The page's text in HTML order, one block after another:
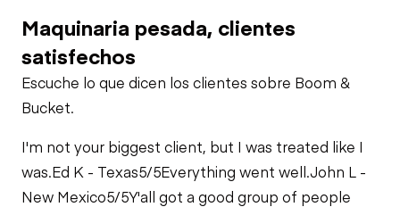
Air Conditioner
Limited Function
Check
Fuel System
Oil Leaks
Fuel Leaks
PTO Pump
Limited Function
Limited Function
Check
Maquinaria pesada, clientes
satisfechos
Escuche lo que dicen los clientes sobre Boom &
Bucket.
I'm not your biggest client, but I was treated like I
was.Ed K - Texas5/5Everything went well.John L -
New Mexico5/5Y'all got a good group of people